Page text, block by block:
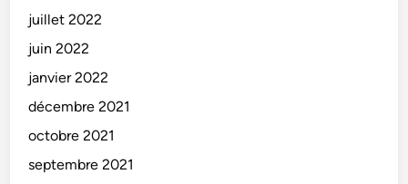
juillet 2022
juin 2022
janvier 2022
décembre 2021
octobre 2021
septembre 2021